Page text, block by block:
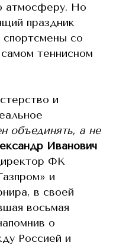
атмосферу. Но
праздник
спортсмены со
теннисном
и
объединять, а не
Иванович
ФК
и
в своей
восьмая
о
Россией и